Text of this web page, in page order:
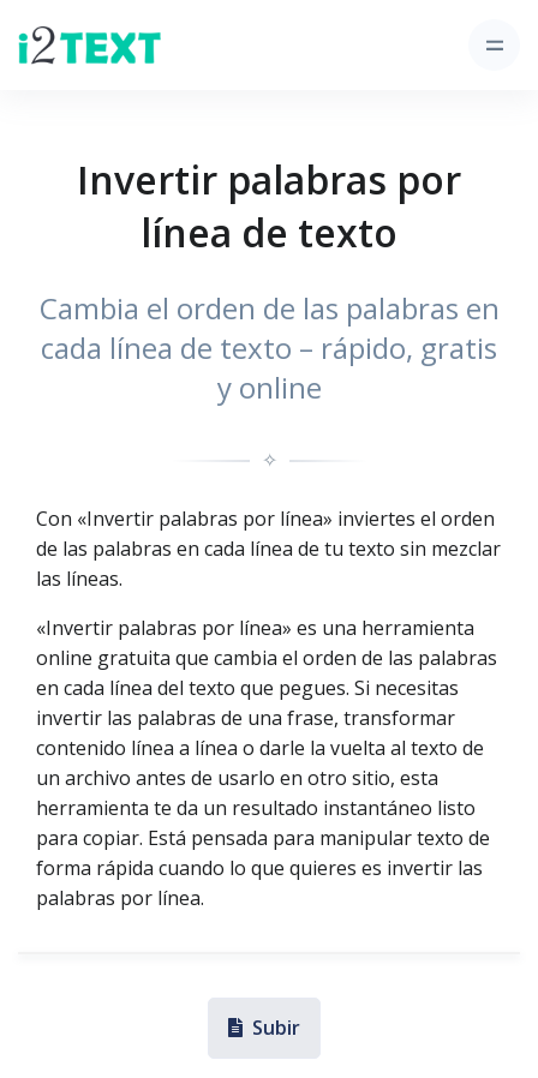
Invertir palabras por
línea de texto
Cambia el orden de las palabras en
cada línea de texto – rápido, gratis
y online
✧
Con «Invertir palabras por línea» inviertes el orden
de las palabras en cada línea de tu texto sin mezclar
las líneas.
«Invertir palabras por línea» es una herramienta
online gratuita que cambia el orden de las palabras
en cada línea del texto que pegues. Si necesitas
invertir las palabras de una frase, transformar
contenido línea a línea o darle la vuelta al texto de
un archivo antes de usarlo en otro sitio, esta
herramienta te da un resultado instantáneo listo
para copiar. Está pensada para manipular texto de
forma rápida cuando lo que quieres es invertir las
palabras por línea.
Subir